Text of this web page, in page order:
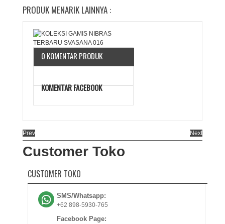
PRODUK MENARIK LAINNYA :
0 KOMENTAR PRODUK
KOMENTAR FACEBOOK
Prev Next
Customer Toko
CUSTOMER TOKO
SMS/Whatsapp:
+62 898-5930-765
Facebook Page: